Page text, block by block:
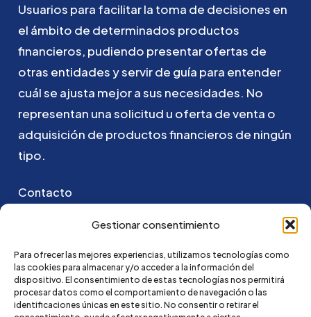
Gestionar consentimiento
Para ofrecer las mejores experiencias, utilizamos tecnologías como
las cookies para almacenar y/o acceder a la información del
dispositivo. El consentimiento de estas tecnologías nos permitirá
procesar datos como el comportamiento de navegación o las
identificaciones únicas en este sitio. No consentir o retirar el
Usuarios para facilitarla toma de decisiones en
el ámbito de determinados productos
financieros, pudiendo presentarofertas de
otras entidadesyservirde guía para entender
cuálse ajusta mejorasus necesidades. No
representan unasolicitud u oferta deventa o
adquisición de productosfinancieros de ningún
tipo.
Contacto
Puedes ponerte en contacto con nosotros
go@credi4me.com